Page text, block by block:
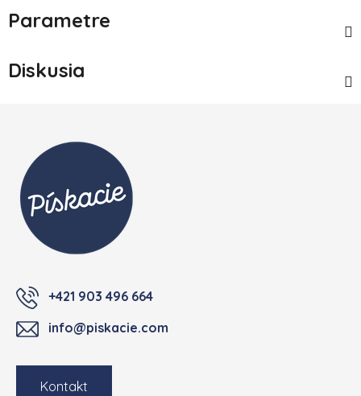
Parametre
Diskusia
+421 903 496 664
info@piskacie.com
Kontakt